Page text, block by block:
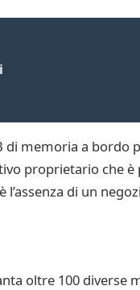
di memoria a bordo
proprietario che è
di un
oltre 100 diverse